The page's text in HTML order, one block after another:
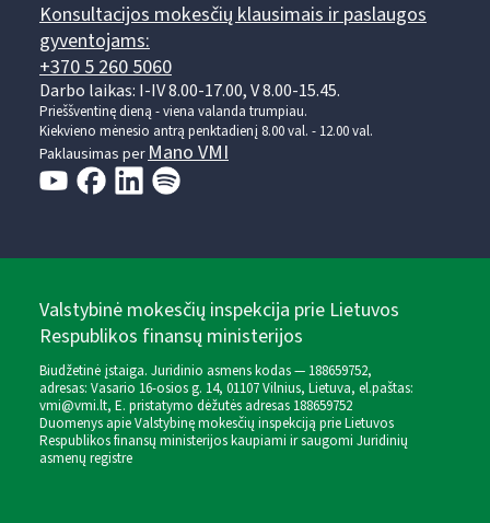
Konsultacijos mokesčių klausimais ir paslaugos
gyventojams:
+370 5 260 5060
Darbo laikas: I-IV 8.00-17.00, V 8.00-15.45.
Prieššventinę dieną - viena valanda trumpiau.
Kiekvieno mėnesio antrą penktadienį 8.00 val. - 12.00 val.
Paklausimas perMano VMI
Valstybinė mokesčių inspekcija prie Lietuvos
Respublikos finansų ministerijos
Biudžetinė įstaiga. Juridinio asmens kodas — 188659752,
adresas: Vasario 16-osios g. 14, 01107 Vilnius, Lietuva, el.paštas:
vmi@vmi.lt, E. pristatymo dėžutės adresas 188659752
Duomenys apie Valstybinę mokesčių inspekciją prie Lietuvos
Respublikos finansų ministerijos kaupiami ir saugomi Juridinių
asmenų registre